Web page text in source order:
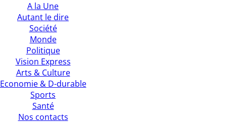
A la Une
Autant le dire
Société
Monde
Politique
Vision Express
Arts & Culture
Economie & D-durable
Sports
Santé
Nos contacts